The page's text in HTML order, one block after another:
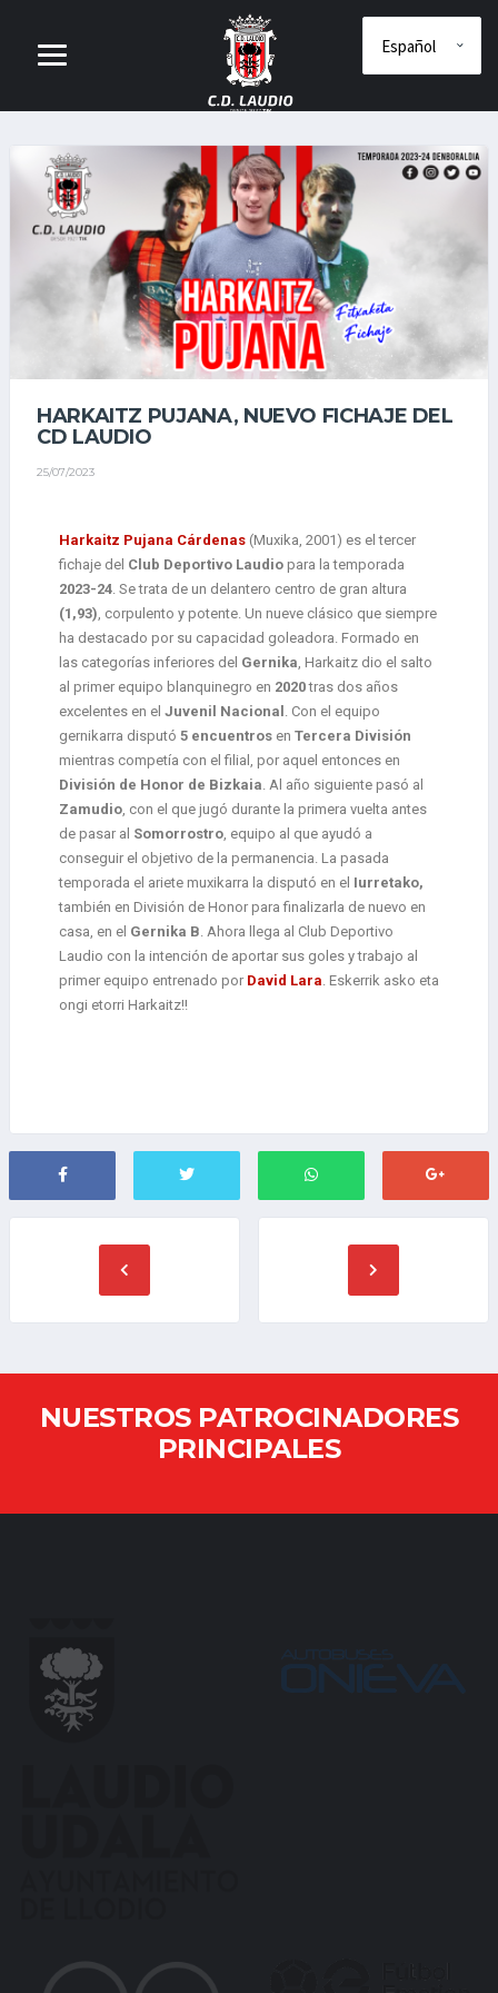
HARKAITZ PUJANA, NUEVO FICHAJE DEL
CD LAUDIO
25/07/2023
Harkaitz Pujana Cárdenas (Muxika, 2001) es el tercer
fichaje del Club Deportivo Laudio para la temporada
2023-24. Se trata de un delantero centro de gran altura
(1,93), corpulento y potente. Un nueve clásico que siempre
ha destacado por su capacidad goleadora. Formado en
las categorías inferiores del Gernika, Harkaitz dio el salto
al primer equipo blanquinegro en 2020tras dos años
excelentes en el Juvenil Nacional . Con el equipo
gernikarra disputó 5 encuentros en Tercera División
mientras competía con el filial, por aquel entonces en
División de Honor de Bizkaia. Al año siguiente pasó al
Zamudio, con el que jugó durante la primera vuelta antes
de pasar al Somorrostro, equipo al que ayudó a
conseguir el objetivo de la permanencia. La pasada
temporada el ariete muxikarra la disputó en el Iurretako,
también en División de Honor para finalizarla de nuevo en
casa, en el Gernika B. Ahora llega al Club Deportivo
Laudio con la intención de aportar sus goles y trabajo al
primer equipo entrenado por David Lara. Eskerrik asko eta
ongi etorri Harkaitz!!
NUESTROS PATROCINADORES
PRINCIPALES